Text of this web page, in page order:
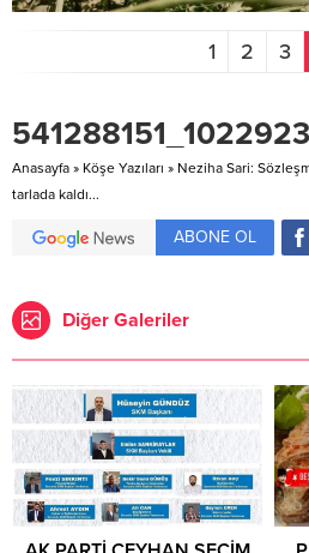
1 2 3
Anasayfa » Köşe Yazıları » Neziha Sari:
tarlada kaldı...
ABONE OL
Diğer Galeriler